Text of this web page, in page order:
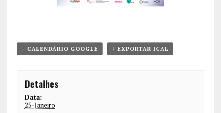
+ CALENDÁRIO GOOGLE + EXPORTAR ICAL
Detalhes
Data:
25-Janeiro